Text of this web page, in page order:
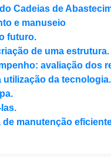
Cadeias de
e manuseio
futuro.
de uma estrutura.
avaliação dos
utilização da tecnologia.
manutenção